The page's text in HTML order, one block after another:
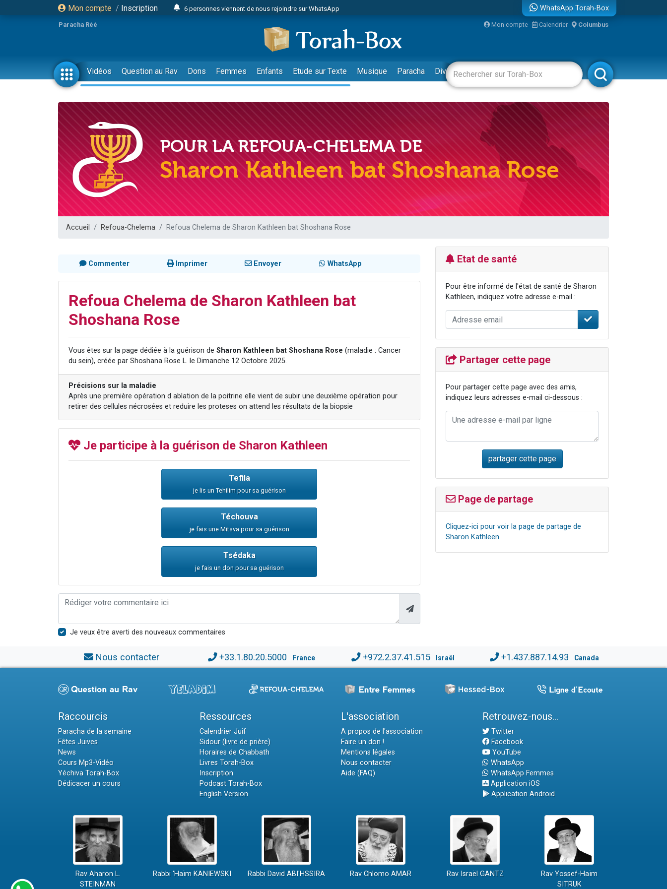
Mon compte / Inscription
6 personnes viennent de nous rejoindre sur WhatsApp
2 personnes viennent de faire un don pour 1 Journée de Vacances Pour les Enfants
17 personnes viennent de demander une bénédiction
4 personnes viennent de nous rejoindre sur WhatsApp
Il reste 49 places pour étudier en groupe sur Zoom
Eva vient de donner son Maasser
4 personnes viennent de nous rejoindre sur WhatsApp
3 personnes viennent de nous rejoindre sur WhatsApp
3 personnes viennent de faire un don pour 5 jours de vacances aux Orphelins
Odaya vient de donner son Maasser
13 personnes viennent de demander une bénédiction
2 personnes viennent de nous rejoindre sur WhatsApp
30 personnes viennent de faire un don pour Sauvez la jambe de Yohan
Il reste 49 places pour étudier en groupe sur Zoom
3 personnes viennent de nous rejoindre sur WhatsApp
WhatsApp Torah-Box
Paracha Réé Mon compte Calendrier Columbus
Vidéos Question au Rav Dons Femmes Enfants Etude sur Texte Musique Paracha Divertissements Livres Rabbanim
Accueil Refoua-Chelema Refoua Chelema de Sharon Kathleen bat Shoshana Rose
Commenter Imprimer Envoyer WhatsApp
Refoua Chelema de Sharon Kathleen bat
Shoshana Rose
Vous êtes sur la page dédiée à la guérison de Sharon Kathleen bat Shoshana Rose (maladie : Cancer
du sein), créée par Shoshana Rose L. le Dimanche 12 Octobre 2025.
Précisions sur la maladie
Après une première opération d ablation de la poitrine elle vient de subir une deuxième opération pour
retirer des cellules nécrosées et reduire les proteses on attend les résultats de la biopsie
Je participe à la guérison de Sharon Kathleen
Tefila
je lis un Tehilim pour sa guérison
Téchouva
je fais une Mitsva pour sa guérison
Tsédaka
je fais un don pour sa guérison
Je veux être averti des nouveaux commentaires
Etat de santé
Pour être informé de l'état de santé de Sharon
Kathleen, indiquez votre adresse e-mail :
Partager cette page
Pour partager cette page avec des amis,
indiquez leurs adresses e-mail ci-dessous :
Page de partage
Cliquez-ici pour voir la page de partage de
Sharon Kathleen
Nous contacter +33.1.80.20.5000 France +972.2.37.41.515 Israël +1.437.887.14.93 Canada
Raccourcis
Paracha de la semaine
Fêtes Juives
News
Cours Mp3-Vidéo
Yéchiva Torah-Box
Dédicacer un cours
Ressources
Calendrier Juif
Sidour (livre de prière)
Horaires de Chabbath
Livres Torah-Box
Inscription
Podcast Torah-Box
English Version
L'association
A propos de l'association
Faire un don !
Mentions légales
Nous contacter
Aide (FAQ)
Retrouvez-nous...
Twitter
Facebook
YouTube
WhatsApp
WhatsApp Femmes
Application iOS
Application Android
Rav Aharon L.
STEINMAN
Rabbi 'Haïm KANIEWSKI Rabbi David ABI'HSSIRA Rav Chlomo AMAR Rav Israël GANTZ
Rav Yossef-Haïm
SITRUK